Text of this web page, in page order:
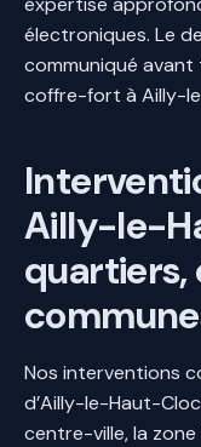
électroniques. Le
communiqué
coffre-fort à Ailly-
Ailly-le-
Nos interventions
d’Ailly-le-Haut-
centre-ville, la